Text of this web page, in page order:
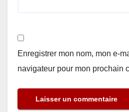
Enregistrer mon nom, mon e-
navigateur pour mon prochain